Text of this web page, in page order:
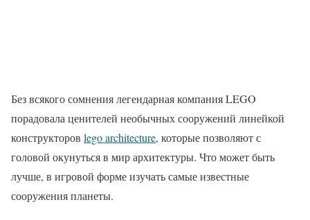
Без всякого сомнения легендарная компания LEGO
порадовала ценителей необычных сооружений линейкой
конструкторов lego architecture, которые позволяют с
головой окунуться в мир архитектуры. Что может быть
лучше, в игровой форме изучать самые известные
сооружения планеты.